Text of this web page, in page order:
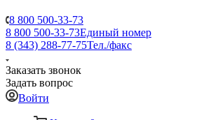
8 800 500-33-73
8 800 500-33-73Единый номер
8 (343) 288-77-75Тел./факс
Заказать звонок
Задать вопрос
Войти